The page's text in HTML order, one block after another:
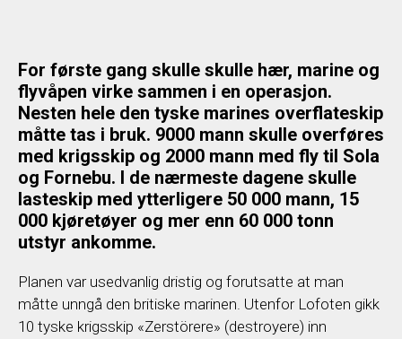
For første gang skulle skulle hær, marine og
flyvåpen virke sammen i en operasjon.
Nesten hele den tyske marines overflateskip
måtte tas i bruk. 9000 mann skulle overføres
med krigsskip og 2000 mann med fly til Sola
og Fornebu. I de nærmeste dagene skulle
lasteskip med ytterligere 50 000 mann, 15
000 kjøretøyer og mer enn 60 000 tonn
utstyr ankomme.
Planen var usedvanlig dristig og forutsatte at man
måtte unngå den britiske marinen. Utenfor Lofoten gikk
10 tyske krigsskip «Zerstörere» (destroyere) inn